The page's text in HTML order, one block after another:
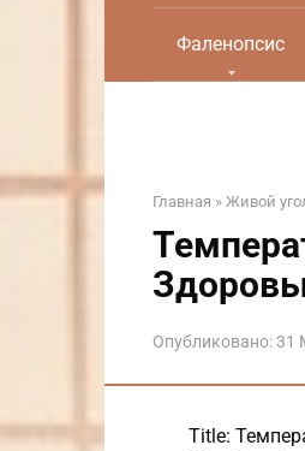
Фаленопсис
Главная » Живой
Опубликовано:31
Title: